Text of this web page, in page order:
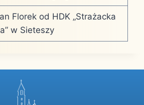
Florek od HDK „Strażacka
w Sieteszy